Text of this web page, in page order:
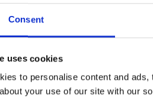
Consent
uses cookies
to personalise content and
your use of our site with our